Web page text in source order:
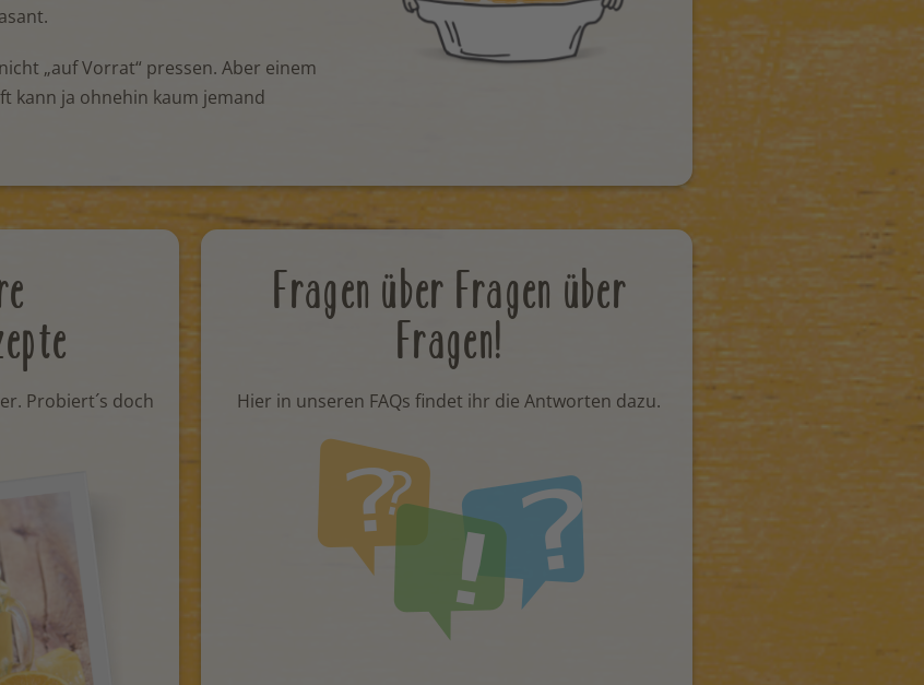
„auf Vorrat“ pressen. Aber einem
kann ja ohnehin kaum jemand
Probiert´s doch
Fragen über Fragen über
Fragen!
Hier in unseren FAQs findet ihr die Antworten dazu.